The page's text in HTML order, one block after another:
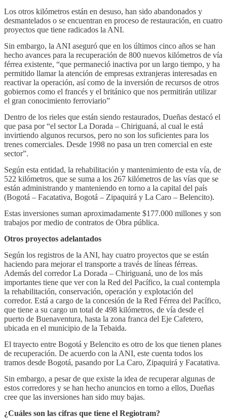
Los otros kilómetros están en desuso, han sido abandonados y
desmantelados o se encuentran en proceso de restauración, en cuatro
proyectos que tiene radicados la ANI.
Sin embargo, la ANI aseguró que en los últimos cinco años se han
hecho avances para la recuperación de 800 nuevos kilómetros de vía
férrea existente, “que permaneció inactiva por un largo tiempo, y ha
permitido llamar la atención de empresas extranjeras interesadas en
reactivar la operación, así como de la inversión de recursos de otros
gobiernos como el francés y el británico que nos permitirán utilizar
el gran conocimiento ferroviario”
Dentro de los rieles que están siendo restaurados, Dueñas destacó el
que pasa por “el sector La Dorada – Chiriguaná, al cual le está
invirtiendo algunos recursos, pero no son los suficientes para los
trenes comerciales. Desde 1998 no pasa un tren comercial en este
sector”.
Según esta entidad, la rehabilitación y mantenimiento de esta vía, de
522 kilómetros, que se suma a los 267 kilómetros de las vías que se
están administrando y manteniendo en torno a la capital del país
(Bogotá – Facatativa, Bogotá – Zipaquirá y La Caro – Belencito).
Estas inversiones suman aproximadamente $177.000 millones y son
trabajos por medio de contratos de Obra pública.
Otros proyectos adelantados
Según los registros de la ANI, hay cuatro proyectos que se están
haciendo para mejorar el transporte a través de líneas férreas.
Además del corredor La Dorada – Chiriguaná, uno de los más
importantes tiene que ver con la Red del Pacífico, la cual contempla
la rehabilitación, conservación, operación y explotación del
corredor. Está a cargo de la concesión de la Red Férrea del Pacífico,
que tiene a su cargo un total de 498 kilómetros, de vía desde el
puerto de Buenaventura, hasta la zona franca del Eje Cafetero,
ubicada en el municipio de la Tebaida.
El trayecto entre Bogotá y Belencito es otro de los que tienen planes
de recuperación. De acuerdo con la ANI, este cuenta todos los
tramos desde Bogotá, pasando por La Caro, Zipaquirá y Facatativa.
Sin embargo, a pesar de que existe la idea de recuperar algunas de
estos corredores y se han hecho anuncios en torno a ellos, Dueñas
cree que las inversiones han sido muy bajas.
¿Cuáles son las cifras que tiene el Regiotram?